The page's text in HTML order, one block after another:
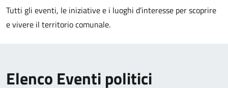
Tutti gli eventi, le iniziative e i luoghi d’interesse per scoprire
e vivere il territorio comunale.
Elenco Eventi politici